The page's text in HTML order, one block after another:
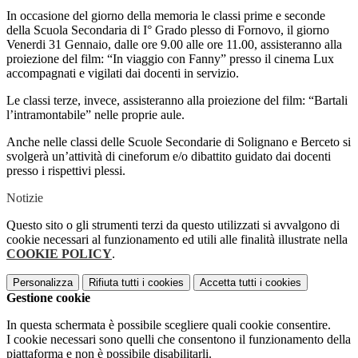
In occasione del giorno della memoria le classi prime e seconde
della Scuola Secondaria di I° Grado plesso di Fornovo, il giorno
Venerdi 31 Gennaio, dalle ore 9.00 alle ore 11.00, assisteranno alla
proiezione del film: “In viaggio con Fanny” presso il cinema Lux
accompagnati e vigilati dai docenti in servizio.
Le classi terze, invece, assisteranno alla proiezione del film: “Bartali
l’intramontabile” nelle proprie aule.
Anche nelle classi delle Scuole Secondarie di Solignano e Berceto si
svolgerà un’attività di cineforum e/o dibattito guidato dai docenti
presso i rispettivi plessi.
Notizie
Questo sito o gli strumenti terzi da questo utilizzati si avvalgono di
cookie necessari al funzionamento ed utili alle finalità illustrate nella
COOKIE POLICY.
Personalizza Rifiuta tutti i cookies Accetta tutti i cookies
Gestione cookie
In questa schermata è possibile scegliere quali cookie consentire.
I cookie necessari sono quelli che consentono il funzionamento della
piattaforma e non è possibile disabilitarli.